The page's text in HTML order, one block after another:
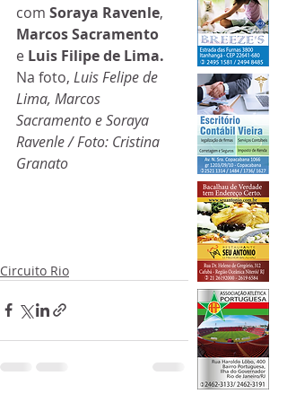
com Soraya Ravenle,
Marcos Sacramento
e Luis Filipe de Lima.
Na foto, Luis Felipe de
Lima, Marcos
Sacramento e Soraya
Ravenle / Foto: Cristina
Granato
Circuito Rio